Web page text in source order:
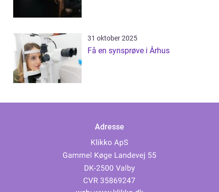
31 oktober 2025
Få en synsprøve i Århus
Adresse